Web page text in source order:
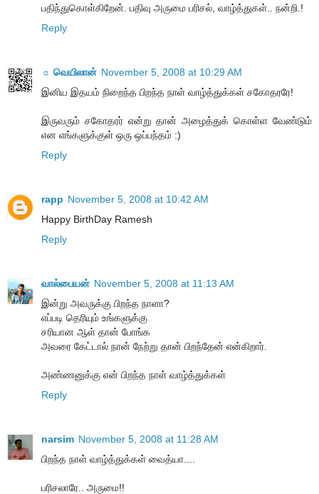
பதிந்துகொள்கிறேன். பதிவு அருமை பரிசல், வாழ்த்துகள்.. நன்றி.!
Reply
☼ வெயிலான் November 5, 2008 at 10:29 AM
இனிய இதயம் நிறைந்த பிறந்த நாள் வாழ்த்துக்கள் சகோதரரே!
இருவரும் சகோதரர் என்று தான் அழைத்துக் கொள்ள வேண்டும்
என எங்களுக்குள் ஒரு ஒப்பந்தம் :)
Reply
rapp November 5, 2008 at 10:42 AM
Happy BirthDay Ramesh
Reply
வால்பையன் November 5, 2008 at 11:13 AM
இன்று அவருக்கு பிறந்த நாளா?
எப்படி தெரியும் உங்களுக்கு
சரியான ஆள் தான் போங்க
அவரை கேட்டால் நான் நேற்று தான் பிறந்தேன் என்கிறார்.
அண்ணனுக்கு என் பிறந்த நாள் வாழ்த்துக்கள்
Reply
narsim November 5, 2008 at 11:28 AM
பிறந்த நாள் வாழ்த்துக்கள் வைத்யா....
பரிசலாரே.. அருமை!!